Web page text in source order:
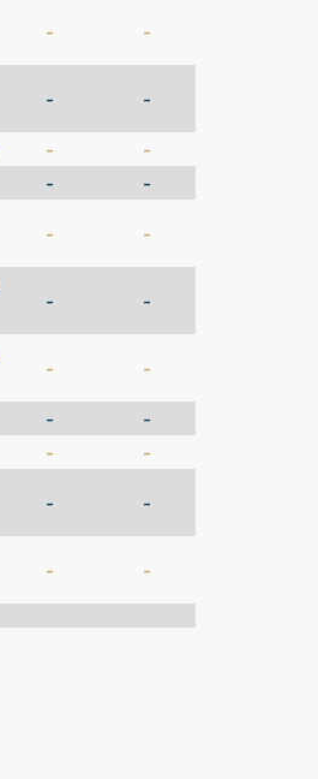
- -
-
-
-
-
-
-
- -
- -
-
-
-
-
-
-
- -
- -